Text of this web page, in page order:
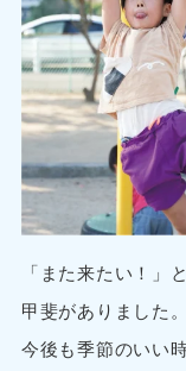
「また来たい！」
甲斐がありました。
今後も季節のいい